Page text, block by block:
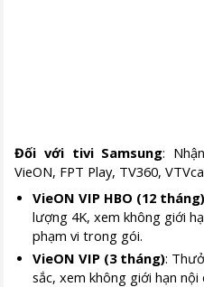
Đối với tivi Samsung:
VieON, FPT Play, TV360,
VieON VIP HBO (12 tháng)
lượng 4K, xem không giới
phạm vi trong gói.
VieON VIP (3 tháng):
sắc, xem không giới hạn